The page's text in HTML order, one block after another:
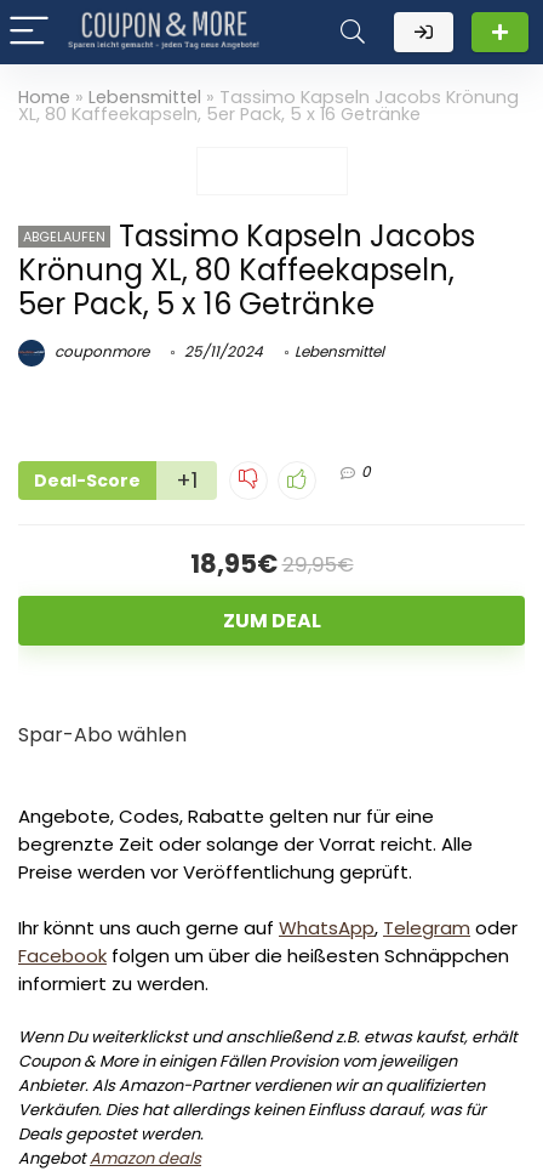
Home » Lebensmittel » Tassimo Kapseln Jacobs Krönung
XL, 80 Kaffeekapseln, 5er Pack, 5 x 16 Getränke
ABGELAUFEN
Tassimo Kapseln Jacobs
Krönung XL, 80 Kaffeekapseln,
5er Pack, 5 x 16 Getränke
couponmore 25/11/2024 Lebensmittel
Deal-Score +1 0
18,95€29,95€
ZUM DEAL
Spar-Abo wählen
Angebote, Codes, Rabatte gelten nur für eine
begrenzte Zeit oder solange der Vorrat reicht. Alle
Preise werden vor Veröffentlichung geprüft.
Ihr könnt uns auch gerne auf WhatsApp, Telegram oder
Facebook folgen um über die heißesten Schnäppchen
informiert zu werden.
Wenn Du weiterklickst und anschließend z.B. etwas kaufst, erhält
Coupon & More in einigen Fällen Provision vom jeweiligen
Anbieter. Als Amazon-Partner verdienen wir an qualifizierten
Verkäufen. Dies hat allerdings keinen Einfluss darauf, was für
Deals gepostet werden.
AngebotAmazon deals